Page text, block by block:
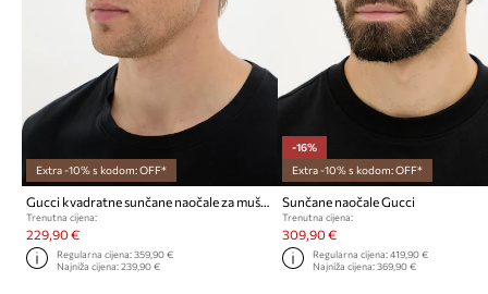
Extra -10% s kodom: OFF*
Gucci kvadratne sunčane naočale za muškarce
Trenutna cijena:
229,90 €
Regularna cijena:359,90 €
Najniža cijena:239,90 €
-16%
Extra -10% s kodom: OFF*
Sunčane naočale Gucci
Trenutna cijena:
309,90 €
Regularna cijena: 419,90 €
Najniža cijena: 369,90 €